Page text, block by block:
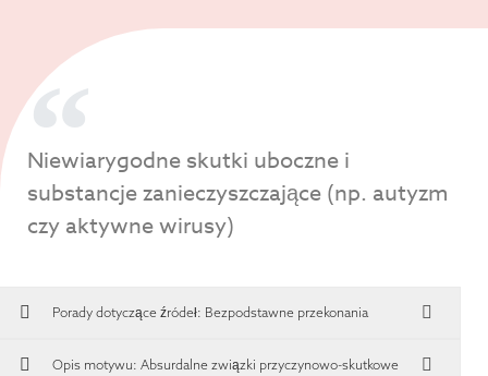
Niewiarygodne skutki uboczne i
substancje zanieczyszczające (np. autyzm
czy aktywne wirusy)
Porady dotyczące źródeł: Bezpodstawne przekonania
Opis motywu: Absurdalne związki przyczynowo-skutkowe